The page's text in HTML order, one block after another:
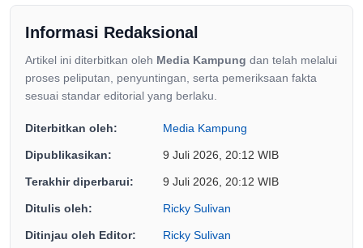
Informasi Redaksional
Artikel ini diterbitkan oleh Media Kampung dan telah melalui
proses peliputan, penyuntingan, serta pemeriksaan fakta
sesuai standar editorial yang berlaku.
Diterbitkan oleh: Media Kampung
Dipublikasikan: 9 Juli 2026, 20:12 WIB
Terakhir diperbarui: 9 Juli 2026, 20:12 WIB
Ditulis oleh: Ricky Sulivan
Ditinjau oleh Editor: Ricky Sulivan